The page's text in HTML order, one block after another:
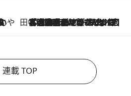
ヌ 田中稲の勝手に再ブーム
2026.8.7
「湘南乃風に憧れて」観客大盛上がりの“タオル回し”に、ラッパー顔負けの高速歌唱まで…さだまさし（74）のアグレッシブすぎる現在地
連載 TOP